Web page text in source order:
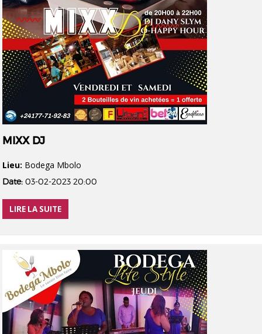
MIXX DJ
Lieu: Bodega Mbolo
Date: 03-02-2023 20:00
LIRE LA SUITE